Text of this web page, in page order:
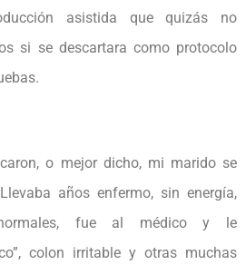
asistida que quizás no
si se descartara como protocolo
o mejor dicho, mi marido se
años enfermo, sin energía,
fue al médico y le
colon irritable y otras muchas